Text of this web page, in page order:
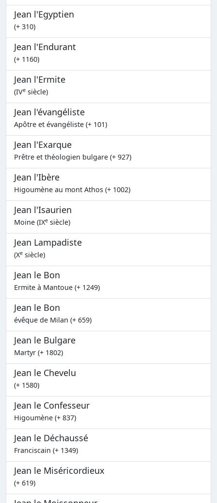
Jean l'Egyptien
(+ 310)
Jean l'Endurant
(+ 1160)
Jean l'Ermite
(IVe siècle)
Jean l'évangéliste
Apôtre et évangéliste (+ 101)
Jean l'Exarque
Prêtre et théologien bulgare (+ 927)
Jean l'Ibère
Higoumène au mont Athos (+ 1002)
Jean l'Isaurien
Moine (IXe siècle)
Jean Lampadiste
(Xe siècle)
Jean le Bon
Ermite à Mantoue (+ 1249)
Jean le Bon
évêque de Milan (+ 659)
Jean le Bulgare
Martyr (+ 1802)
Jean le Chevelu
(+ 1580)
Jean le Confesseur
Higoumène (+ 837)
Jean le Déchaussé
Franciscain (+ 1349)
Jean le Miséricordieux
(+ 619)